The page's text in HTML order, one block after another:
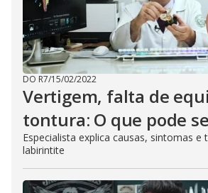
DO R7/15/02/2022
Vertigem, falta de
tontura: O que pode
Especialista explica causas, sintomas
labirintite